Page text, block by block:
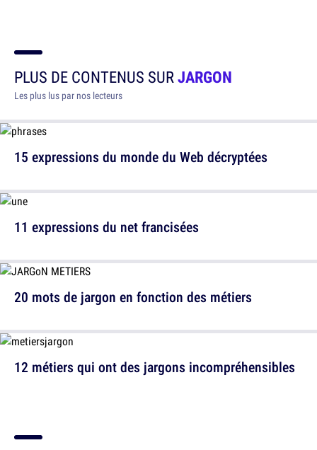
PLUS DE CONTENUS SURJARGON
Les plus lus par nos lecteurs
15 expressions du monde du Web décryptées
20 mots de jargon en fonction des métiers
12 métiers qui ont des jargons incompréhensibles
11 expressions du net francisées